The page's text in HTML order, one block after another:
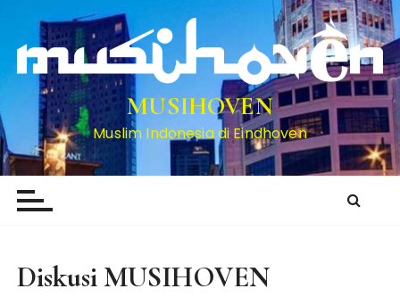
p
o
c
o
MUSIHOVEN
Muslim Indonesia di Eindhoven
Diskusi MUSIHOVEN